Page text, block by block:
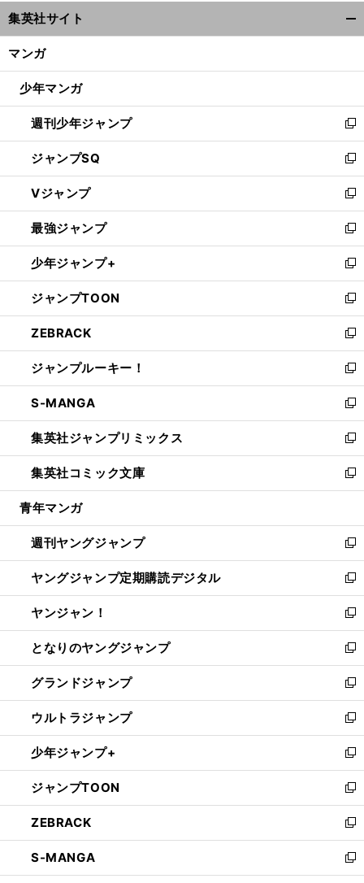
ウ
ィ
ン
ウ
開
く
集英社サイト
マンガ
少年マンガ
週刊少年ジャンプ
新
し
い
ウ
ィ
ン
ド
ウ
で
開
く
ジャンプSQ
新
し
い
ウ
ィ
ン
ド
ウ
で
開
く
Vジャンプ
新
し
い
ウ
ィ
ン
ド
ウ
で
開
く
最強ジャンプ
新
し
い
ウ
ィ
ン
ド
ウ
で
開
く
少年ジャンプ+
新
し
い
ウ
ィ
ン
ド
ウ
で
開
く
ジャンプTOON
新
し
い
ウ
ィ
ン
ド
ウ
で
開
く
ZEBRACK
新
し
い
ウ
ィ
ン
ド
ウ
で
開
ジャンプルーキー！
新
し
い
ウ
ィ
ン
ド
ウ
開
く
S-MANGA
新
し
い
ウ
ィ
ン
ウ
で
開
く
集英社ジャンプリミックス
新
し
い
ウ
ン
ド
ウ
で
開
く
集英社コミック文庫
新
し
ウ
ィ
ン
ド
ウ
で
開
く
青年マンガ
週刊ヤングジャンプ
新
し
い
ウ
ィ
ン
ド
ウ
で
開
く
ヤングジャンプ定期購読デジタル
新
し
い
ウ
ィ
ン
ド
ウ
で
開
く
ヤンジャン！
新
し
い
ウ
ィ
ン
ド
ウ
で
開
く
となりのヤングジャンプ
新
し
い
ウ
ィ
ン
ド
ウ
で
開
く
グランドジャンプ
新
し
い
ウ
ィ
ン
ド
ウ
で
開
く
ウルトラジャンプ
新
し
い
ウ
ィ
ン
ド
ウ
で
開
少年ジャンプ+
新
し
い
ウ
ィ
ン
ド
ウ
ジャンプTOON
新
し
い
ウ
ィ
ン
ZEBRACK
新
し
い
ウ
S-MANGA
新
し